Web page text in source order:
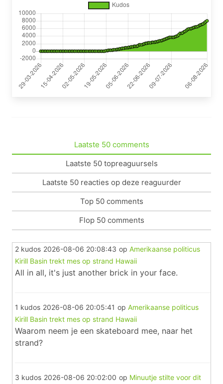
Laatste 50 comments
Laatste 50 topreaguursels
Laatste 50 reacties op deze reaguurder
Top 50 comments
Flop 50 comments
2 kudos 2026-08-06 20:08:43 op Amerikaanse politicus
Kirill Basin trekt mes op strand Hawaii
All in all, it's just another brick in your face.
1 kudos 2026-08-06 20:05:41 op Amerikaanse politicus
Kirill Basin trekt mes op strand Hawaii
Waarom neem je een skateboard mee, naar het
strand?
3 kudos 2026-08-06 20:02:00 op Minuutje stilte voor dit